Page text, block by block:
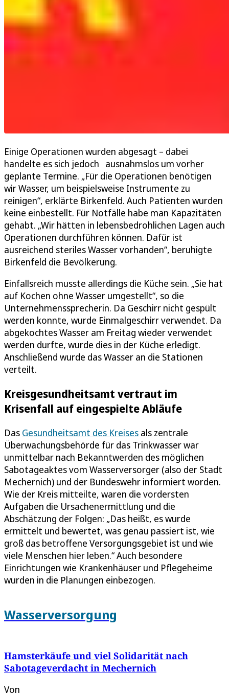
Einige Operationen wurden abgesagt – dabei
handelte es sich jedoch ausnahmslos um vorher
geplante Termine. „Für die Operationen benötigen
wir Wasser, um beispielsweise Instrumente zu
reinigen“, erklärte Birkenfeld. Auch Patienten wurden
keine einbestellt. Für Notfälle habe man Kapazitäten
gehabt. „Wir hätten in lebensbedrohlichen Lagen auch
Operationen durchführen können. Dafür ist
ausreichend steriles Wasser vorhanden“, beruhigte
Birkenfeld die Bevölkerung.
Einfallsreich musste allerdings die Küche sein. „Sie hat
auf Kochen ohne Wasser umgestellt“, so die
Unternehmenssprecherin. Da Geschirr nicht gespült
werden konnte, wurde Einmalgeschirr verwendet. Da
abgekochtes Wasser am Freitag wieder verwendet
werden durfte, wurde dies in der Küche erledigt.
Anschließend wurde das Wasser an die Stationen
verteilt.
Kreisgesundheitsamt vertraut im
Krisenfall auf eingespielte Abläufe
Das Gesundheitsamt des Kreises als zentrale
Überwachungsbehörde für das Trinkwasser war
unmittelbar nach Bekanntwerden des möglichen
Sabotageaktes vom Wasserversorger (also der Stadt
Mechernich) und der Bundeswehr informiert worden.
Wie der Kreis mitteilte, waren die vordersten
Aufgaben die Ursachenermittlung und die
Abschätzung der Folgen: „Das heißt, es wurde
ermittelt und bewertet, was genau passiert ist, wie
groß das betroffene Versorgungsgebiet ist und wie
viele Menschen hier leben.“ Auch besondere
Einrichtungen wie Krankenhäuser und Pflegeheime
wurden in die Planungen einbezogen.
Wasserversorgung
Hamsterkäufe und viel Solidarität nach
Sabotageverdacht in Mechernich
Von